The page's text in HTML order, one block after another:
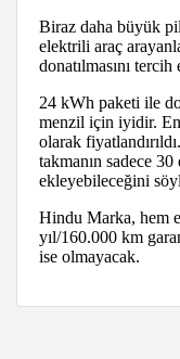
Biraz daha büyük
elektrili araç
donatılmasını
24 kWh paketi ile
menzil için iyidir.
olarak
takmanın sadece
ekleyebileceğini
Hindu Marka, hem
yıl/160.000 km
ise olmayacak.